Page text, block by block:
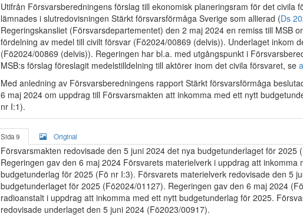
Utifrån Försvarsberedningens förslag till ekonomisk planeringsram för det civila
lämnades i slutredovisningen Stärkt försvarsförmåga Sverige som allierad (Ds
Regeringskansliet (Försvarsdepartementet) den 2 maj 2024 en remiss till MSB
fördelning av medel till civilt försvar (Fö2024/00869 (delvis)). Underlaget inkom
(Fö2024/00869 (delvis)). Regeringen har bl.a. med utgångspunkt i
MSB:s förslag föreslagit medelstilldelning till aktörer inom det civila försvaret, se
Med anledning av Försvarsberedningens rapport Stärkt försvarsförmåga
6 maj 2024 om uppdrag till Försvarsmakten att inkomma med ett nytt
nr I:1).
Sida 9 Original
Försvarsmakten redovisade den 5 juni 2024 det nya budgetunderlaget för 2025
Regeringen gav den 6 maj 2024 Försvarets materielverk i uppdrag att inkomma
budgetunderlag för 2025 (Fö nr I:3). Försvarets materielverk redovisade den 5
budgetunderlaget för 2025 (Fö2024/01127). Regeringen gav den 6 maj 2024
radioanstalt i uppdrag att inkomma med ett nytt budgetunderlag för 2025.
redovisade underlaget den 5 juni 2024 (Fö2023/00917).